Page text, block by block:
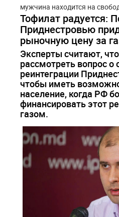
мужчина находится на
Тофилат радуется:
Приднестровью
рыночную цену за
Эксперты считают,
рассмотреть вопрос о
реинтеграции
чтобы иметь
население, когда РФ
финансировать этот
газом.